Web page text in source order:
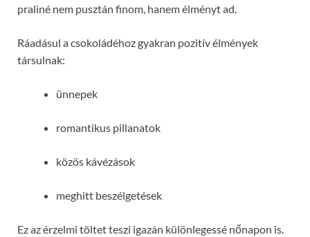
praliné nem pusztán finom, hanem élményt ad.
Ráadásul a csokoládéhoz gyakran pozitív élmények
társulnak:
ünnepek
romantikus pillanatok
közös kávézások
meghitt beszélgetések
Ez az érzelmi töltet teszi igazán különlegessé nőnapon is.